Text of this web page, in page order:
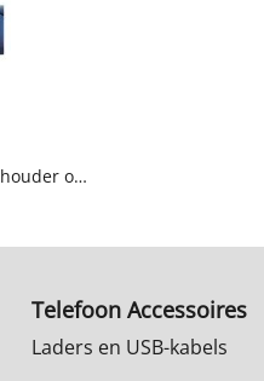
Kies hier de proclip om uw houder op te bevestigen in uw auto.
Telefoon Accessoires
Laders en USB-kabels